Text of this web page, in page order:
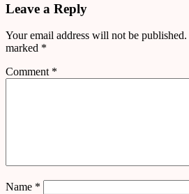
Leave a Reply
Your email address will not be published.
marked *
Comment *
Name *